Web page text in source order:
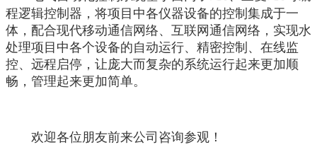
程逻辑控制器，将项目中各仪器设备的控制集成于一
体，配合现代移动通信网络、互联网通信网络，实现水
处理项目中各个设备的自动运行、精密控制、在线监
控、远程启停，让庞大而复杂的系统运行起来更加顺
畅，管理起来更加简单。
欢迎各位朋友前来公司咨询参观！